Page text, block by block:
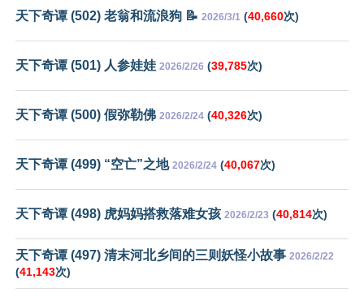
天下奇谭 (502) 老翁和流浪狗 📝 2026/3/1 (40,660次)
天下奇谭 (501) 人参娃娃 2026/2/26 (39,785次)
天下奇谭 (500) 假弥勒佛 2026/2/24 (40,326次)
天下奇谭 (499) “空亡”之地 2026/2/24 (40,067次)
天下奇谭 (498) 虎妈妈搭救落难女孩 2026/2/23 (40,814次)
天下奇谭 (497) 清末河北乡间的三则妖怪小故事 2026/2/22
(41,143次)